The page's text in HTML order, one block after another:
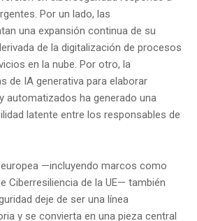
Por un lado, las
una expansión continua de su
de la digitalización de procesos
en la nube. Por otro, la
de IA generativa para elaborar
automatizados ha generado una
latente entre los responsables de
—incluyendo marcos como
Ciberresiliencia de la UE— también
deje de ser una línea
y se convierta en una pieza central